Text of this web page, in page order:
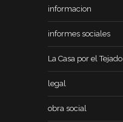
informacion
informes sociales
La Casa por el Tejado
legal
obra social